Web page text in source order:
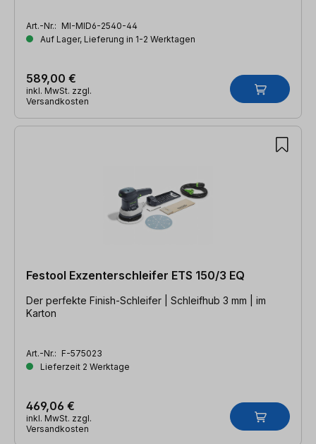
Art.-Nr.: MI-MID6-2540-44
Auf Lager, Lieferung in 1-2 Werktagen
589,00 €
inkl. MwSt. zzgl.
Versandkosten
Festool Exzenterschleifer ETS 150/3 EQ
Der perfekte Finish-Schleifer | Schleifhub 3 mm | im
Karton
Art.-Nr.: F-575023
Lieferzeit 2 Werktage
469,06 €
inkl. MwSt. zzgl.
Versandkosten